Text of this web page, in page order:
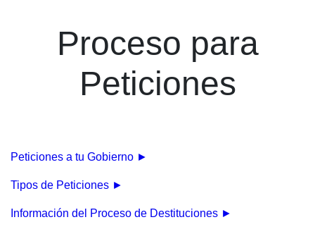
Proceso para
Peticiones
Peticiones a tu Gobierno ►
Tipos de Peticiones ►
Información del Proceso de Destituciones ►